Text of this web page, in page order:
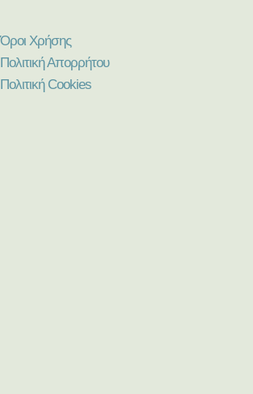
Όροι Χρήσης
Πολιτική Απορρήτου
Πολιτική Cookies